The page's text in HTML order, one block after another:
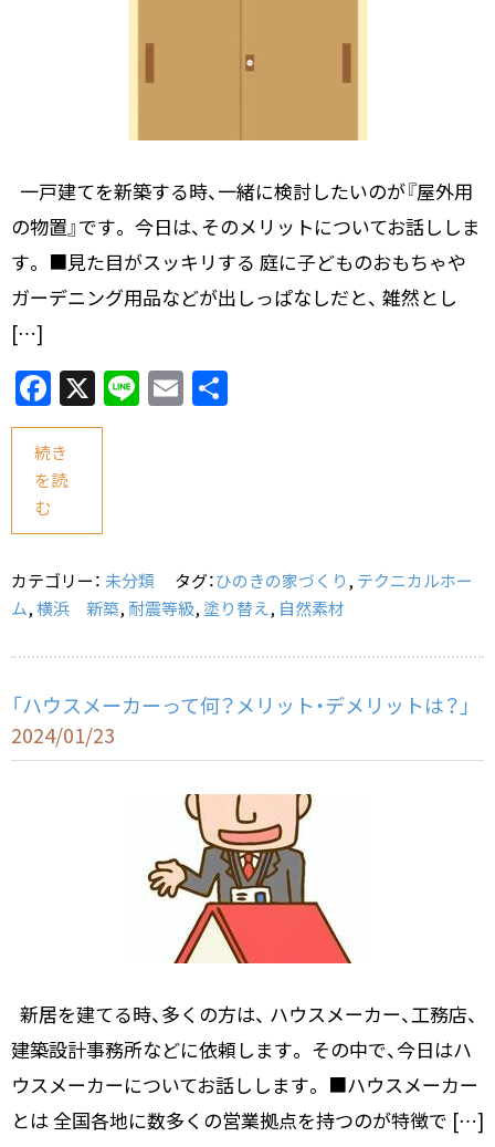
一戸建てを新築する時、一緒に検討したいのが『屋外用
の物置』です。 今日は、そのメリットについてお話ししま
す。 ■見た目がスッキリする 庭に子どものおもちゃや
ガーデニング用品などが出しっぱなしだと、 雑然とし
[…]
F
a
c
e
b
o
o
k
X Li
n
E
m
続き
を読
む
カテゴリー： 未分類 タグ：ひのきの家づくり, テクニカルホー
ム,横浜 新築, 耐震等級, 塗り替え, 自然素材
「ハウスメーカーって何？メリット・デメリットは？」
2024/01/23
新居を建てる時、多くの方は、 ハウスメーカー、工務店、
建築設計事務所などに依頼します。 その中で、今日はハ
ウスメーカーについてお話しします。 ■ハウスメーカー
とは 全国各地に数多くの営業拠点を持つのが特徴で […]